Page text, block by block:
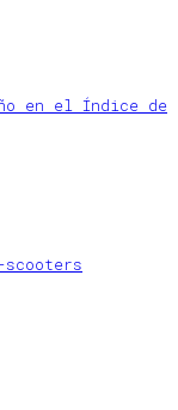
en el Índice de